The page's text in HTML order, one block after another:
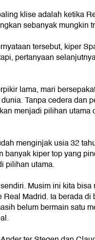
klise adalah ketika
sebanyak mungkin
tersebut, kiper
pertanyaan
lama, mari
Tanpa cedera dan
menjadi pilihan
menginjak usia 32
banyak kiper top yang
pilihan utama.
Musim ini kita
Real Madrid. Ia berada
belum bermain satu